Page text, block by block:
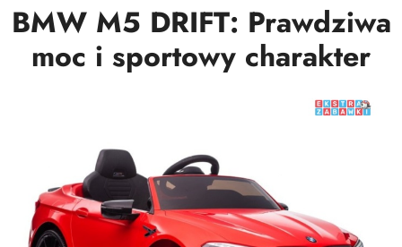
BMW M5 DRIFT: Prawdziwa
moc i sportowy charakter